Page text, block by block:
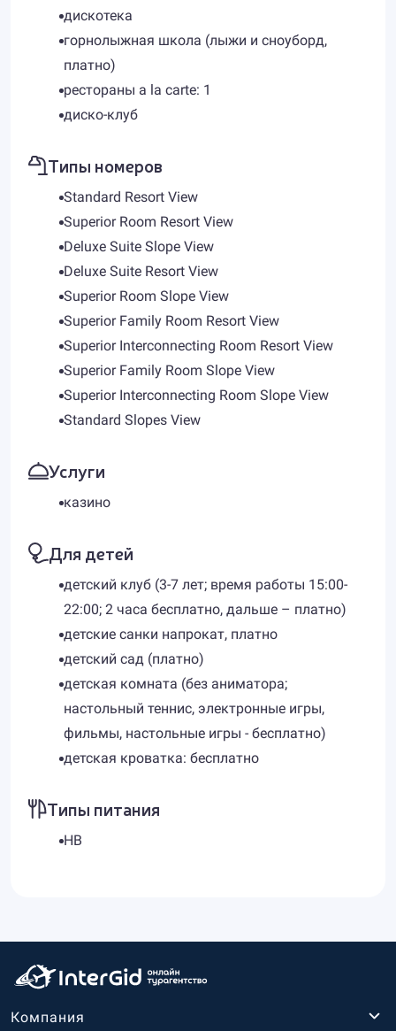
дискотека
горнолыжная школа (лыжи и сноуборд,
платно)
рестораны a la carte: 1
диско-клуб
Типы номеров
Standard Resort View
Superior Room Resort View
Deluxe Suite Slope View
Deluxe Suite Resort View
Superior Room Slope View
Superior Family Room Resort View
Superior Interconnecting Room Resort View
Superior Family Room Slope View
Superior Interconnecting Room Slope View
Standard Slopes View
Услуги
казино
Для детей
детский клуб (3-7 лет; время работы 15:00-
22:00; 2 часа бесплатно, дальше – платно)
детские санки напрокат, платно
детский сад (платно)
детская комната (без аниматора;
настольный теннис, электронные игры,
фильмы, настольные игры - бесплатно)
детская кроватка: бесплатно
Типы питания
HB
Компания